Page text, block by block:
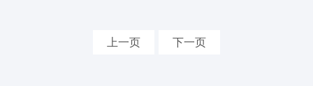
上一页 下一页